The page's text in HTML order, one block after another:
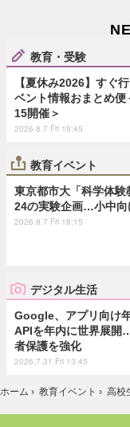
教育・受験
【夏休み2026】すぐ
ベント情報おまとめ便
15開催＞
2026.8.7 Fri 19:45
教育イベント
東京都市大「科学体験
24の実験企画…小中向
2026.8.7 Fri 18:15
デジタル生活
Google、アプリ向け
APIを年内に世界展開
者保護を強化
2026.7.31 Fri 13:45
ホーム › 教育イベント › 高校